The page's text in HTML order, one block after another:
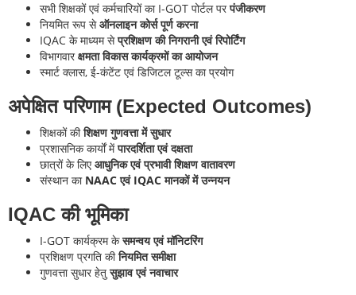
सभी शिक्षकों एवं कर्मचारियों का I-GOT पोर्टल परपंजीकरण
नियमित रूप सेऑनलाइन कोर्स पूर्ण करना
IQAC के माध्यम सेप्रशिक्षण की निगरानी एवं रिपोर्टिंग
विभागवारक्षमता विकास कार्यक्रमों का आयोजन
स्मार्ट क्लास, ई-कंटेंट एवं डिजिटल टूल्स का प्रयोग
अपेक्षित परिणाम (Expected Outcomes)
शिक्षकों कीशिक्षण गुणवत्ता में सुधार
प्रशासनिक कार्यों मेंपारदर्शिता एवं दक्षता
छात्रों के लिएआधुनिक एवं प्रभावी शिक्षण वातावरण
संस्थान का NAAC एवं IQAC मानकों में उन्नयन
IQAC की भूमिका
I-GOT कार्यक्रम केसमन्वय एवं मॉनिटरिंग
प्रशिक्षण प्रगति कीनियमित समीक्षा
गुणवत्ता सुधार हेतुसुझाव एवं नवाचार